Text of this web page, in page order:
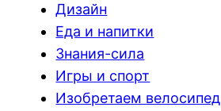
Дизайн
Еда и напитки
Знания-сила
Игры и спорт
Изобретаем велосипед